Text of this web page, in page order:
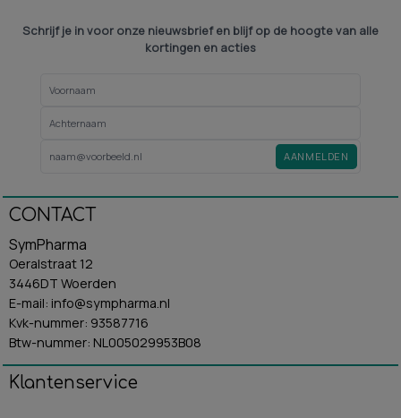
Schrijf je in voor onze nieuwsbrief en blijf op de hoogte van alle
kortingen en acties
AANMELDEN
CONTACT
SymPharma
Oeralstraat 12
3446DT Woerden
E-mail: info@sympharma.nl
Kvk-nummer: 93587716
Btw-nummer: NL005029953B08
Klantenservice